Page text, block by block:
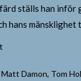
ställs han inför
hans
Damon, Tom